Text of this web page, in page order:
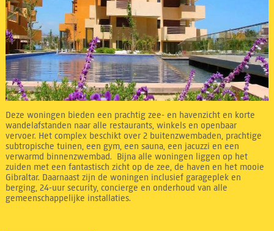
Deze woningen bieden een prachtig zee- en havenzicht en korte
wandelafstanden naar alle restaurants, winkels en openbaar
vervoer. Het complex beschikt over 2 buitenzwembaden, prachtige
subtropische tuinen, een gym, een sauna, een jacuzzi en een
verwarmd binnenzwembad. Bijna alle woningen liggen op het
zuiden met een fantastisch zicht op de zee, de haven en het mooie
Gibraltar. Daarnaast zijn de woningen inclusief garageplek en
berging, 24-uur security, concierge en onderhoud van alle
gemeenschappelijke installaties.